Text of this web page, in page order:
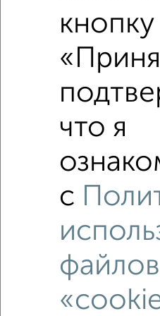
Похожие
2‑комнатные квартиры
кнопку
что я
с
файлов